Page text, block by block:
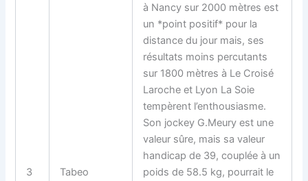
3 Tabeo
à Nancy sur 2000 mètres est
un *point positif* pour la
distance du jour mais, ses
résultats moins percutants
sur 1800 mètres à Le Croisé
Laroche et Lyon La Soie
tempèrent l’enthousiasme.
Son jockey G.Meury est une
valeur sûre, mais sa valeur
handicap de 39, couplée à un
poids de 58.5 kg, pourrait le